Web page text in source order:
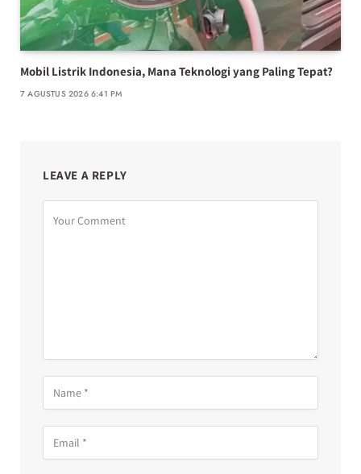
Mobil Listrik Indonesia, Mana Teknologi yang Paling Tepat?
7 AGUSTUS 2026 6:41 PM
LEAVE A REPLY